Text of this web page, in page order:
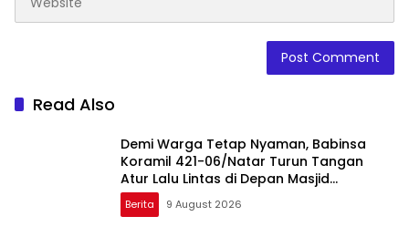
Read Also
Demi Warga Tetap Nyaman, Babinsa
Koramil 421-06/Natar Turun Tangan
Atur Lalu Lintas di Depan Masjid
Baiturrohim
Berita 9 August 2026